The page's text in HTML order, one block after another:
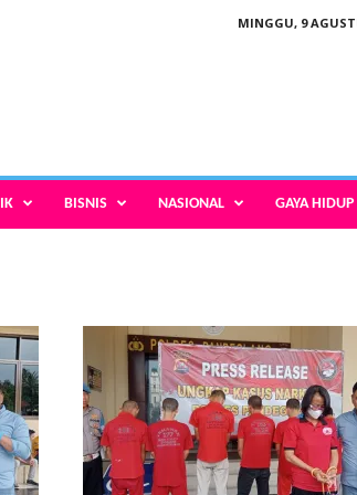
MINGGU, 9
BISNIS NASIONAL GAYA HIDUP